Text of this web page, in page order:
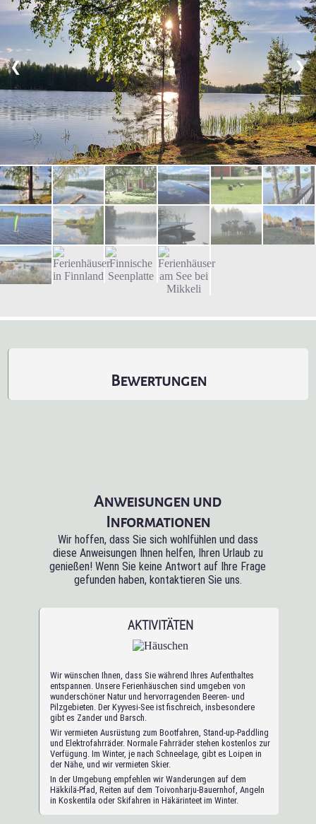
❮ ❯
Bewertungen
Anweisungen und
Informationen
Wir hoffen, dass Sie sich wohlfühlen und dass
diese Anweisungen Ihnen helfen, Ihren Urlaub zu
genießen! Wenn Sie keine Antwort auf Ihre Frage
gefunden haben, kontaktieren Sie uns.
AKTIVITÄTEN
Wir wünschen Ihnen, dass Sie während Ihres Aufenthaltes
entspannen. Unsere Ferienhäuschen sind umgeben von
wunderschöner Natur und hervorragenden Beeren- und
Pilzgebieten. Der Kyyvesi-See ist fischreich, insbesondere
gibt es Zander und Barsch.
Wir vermieten Ausrüstung zum Bootfahren, Stand-up-Paddling
und Elektrofahrräder. Normale Fahrräder stehen kostenlos zur
Verfügung. Im Winter, je nach Schneelage, gibt es Loipen in
der Nähe, und wir vermieten Skier.
In der Umgebung empfehlen wir Wanderungen auf dem
Häkkilä-Pfad, Reiten auf dem Toivonharju-Bauernhof, Angeln
in Koskentila oder Skifahren in Häkärinteet im Winter.